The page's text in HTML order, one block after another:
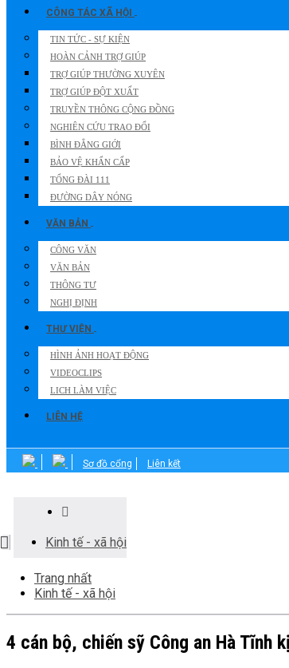
CÔNG TÁC XÃ HỘI
TIN TỨC - SỰ KIỆN
HOÀN CẢNH TRỢ GIÚP
TRỢ GIÚP THƯỜNG XUYÊN
TRỢ GIÚP ĐỘT XUẤT
TRUYỀN THÔNG CỘNG ĐỒNG
NGHIÊN CỨU TRAO ĐỔI
BÌNH ĐẲNG GIỚI
BẢO VỆ KHẨN CẤP
TỔNG ĐÀI 111
ĐƯỜNG DÂY NÓNG
VĂN BẢN
CÔNG VĂN
VĂN BẢN
THÔNG TƯ
NGHỊ ĐỊNH
THƯ VIỆN
HÌNH ẢNH HOẠT ĐỘNG
VIDEOCLIPS
LICH LÀM VIỆC
LIÊN HỆ
Sơ đồ cổng Liên kết
Kinh tế - xã hội
Trang nhất
Kinh tế - xã hội
4 cán bộ, chiến sỹ Công an Hà Tĩnh